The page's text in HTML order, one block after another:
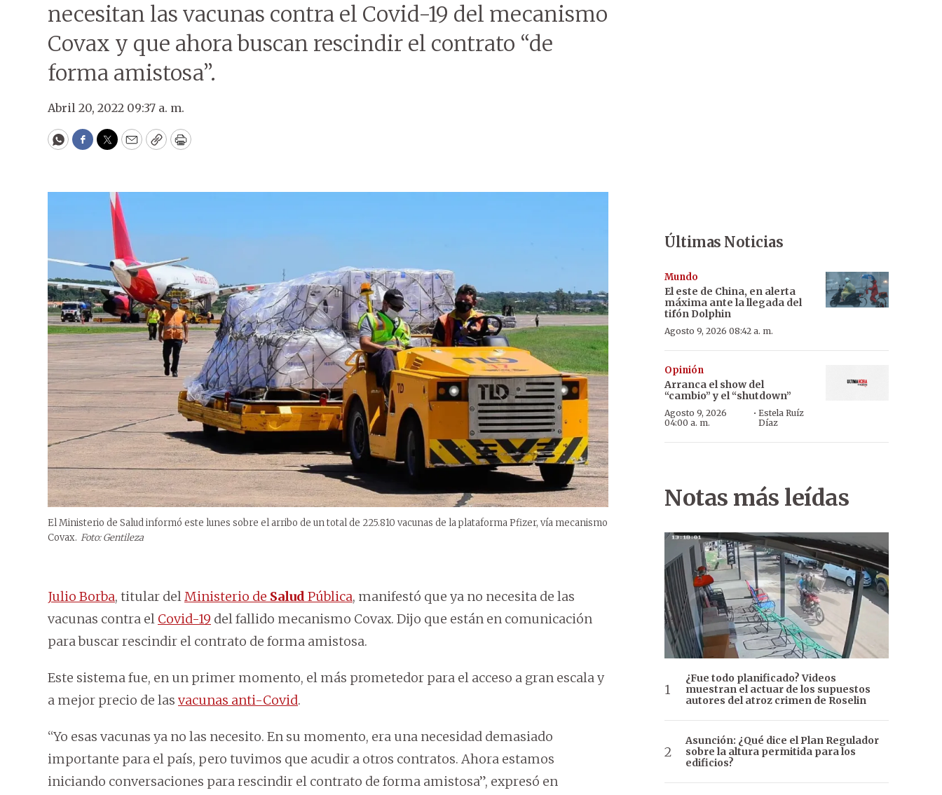
necesitan las vacunas contra el Covid-19 del mecanismo
Covax y que ahora buscan rescindir el contrato “de
forma amistosa”.
Abril 20, 2022 09:37 a. m.
WhatsApp
Facebook
Twitter
EmailCopyPrint
El Ministerio de Salud informó este lunes sobre el arribo de un total de 225.810 vacunas de la plataforma Pfizer, vía mecanismo
Covax. Foto: Gentileza
Julio Borba, titular delMinisterio de Salud Pública, manifestó que ya no necesita de las
vacunas contra el Covid-19 del fallido mecanismo Covax. Dijo que están en comunicación
para buscar rescindir el contrato de forma amistosa.
Este sistema fue, en un primer momento, el más prometedor para el acceso a gran escala y
a mejor precio de las vacunas anti-Covid.
“Yo esas vacunas ya no las necesito. En su momento, era una necesidad demasiado
importante para el país, pero tuvimos que acudir a otros contratos. Ahora estamos
iniciando conversaciones para rescindir el contrato de forma amistosa”, expresó en
Últimas Noticias
Mundo
El este de China, en alerta
máxima ante la llegada del
tifón Dolphin
Agosto 9, 2026 08:42 a. m.
Opinión
Arranca el show del
“cambio” y el “shutdown”
Agosto 9, 2026
04:00 a. m.
·Estela Ruíz
Díaz
Notas más leídas
¿Fue todo planificado? Videos
muestran el actuar de los supuestos
autores del atroz crimen de Roselin
Asunción: ¿Qué dice el Plan Regulador
sobre la altura permitida para los
edificios?